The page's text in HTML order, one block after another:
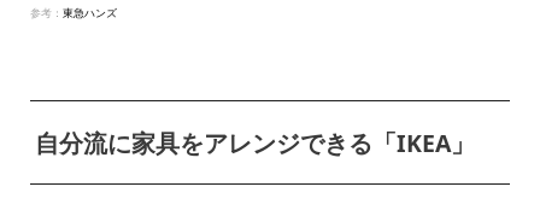
参考： 東急ハンズ
自分流に家具をアレンジできる「IKEA」